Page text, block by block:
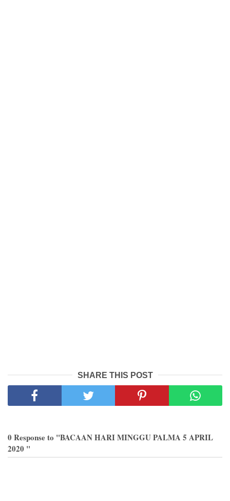
SHARE THIS POST
0 Response to "BACAAN HARI MINGGU PALMA 5 APRIL
2020 "